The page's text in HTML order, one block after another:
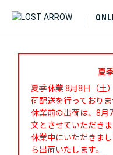
夏
夏季休業 8月8日（土
荷配送を行っておりま
休業前の出荷は、8月
文とさせていただきま
休業中にいただきま
ら出荷いたします。